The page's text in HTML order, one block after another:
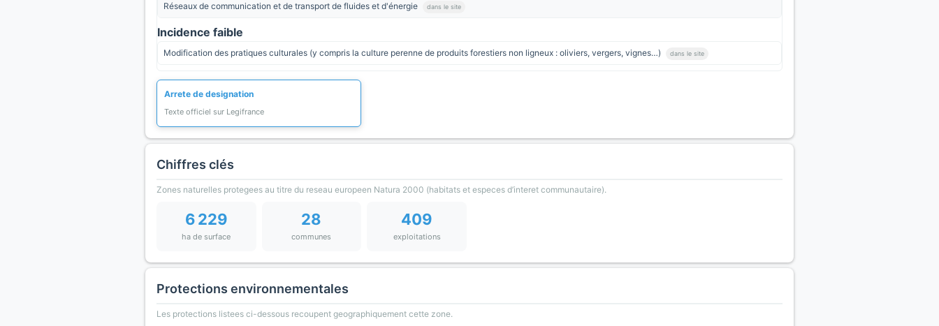
Réseaux de communication et de transport de fluides et d'énergie dans le site
Incidence faible
Modification des pratiques culturales (y compris la culture perenne de produits forestiers non ligneux : oliviers, vergers, vignes…) dans le site
Arrete de designation
Texte officiel sur Legifrance
Chiffres clés
Zones naturelles protegees au titre du reseau europeen Natura 2000 (habitats et especes d’interet communautaire).
6 229
ha de surface
28
communes
409
exploitations
Protections environnementales
Les protections listees ci-dessous recoupent geographiquement cette zone.